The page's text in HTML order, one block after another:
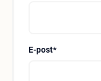
E-post*